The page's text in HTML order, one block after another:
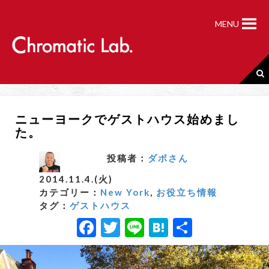
MENU
ニューヨークでゲストハウス始めまし
た。
投稿者： ダボさん
2014.11.4.(火)
カテゴリー： New York, お役立ち情報
タグ： ゲストハウス
F
a
T
w
Li
n
H
a
共
有